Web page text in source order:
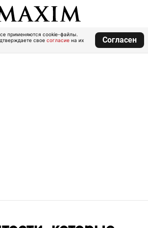
применяются cookie-файлы.
свое согласие на их
Согласен